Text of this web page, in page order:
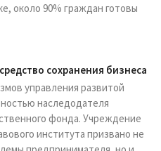
около 90% граждан готовы
сохранения бизнеса
управления развитой
наследодателя
фонда. Учреждение
института призвано не